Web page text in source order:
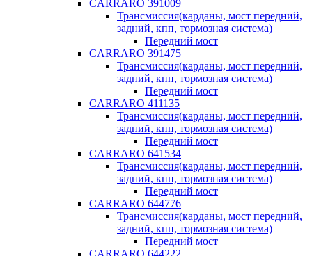
CARRARO 391009
Трансмиссия(карданы, мост передний,
задний, кпп, тормозная система)
Передний мост
CARRARO 391475
Трансмиссия(карданы, мост передний,
задний, кпп, тормозная система)
Передний мост
CARRARO 411135
Трансмиссия(карданы, мост передний,
задний, кпп, тормозная система)
Передний мост
CARRARO 641534
Трансмиссия(карданы, мост передний,
задний, кпп, тормозная система)
Передний мост
CARRARO 644776
Трансмиссия(карданы, мост передний,
задний, кпп, тормозная система)
Передний мост
CARRARO 644222